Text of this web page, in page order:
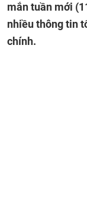
mắn tuần mới
nhiều thông tin
chính.